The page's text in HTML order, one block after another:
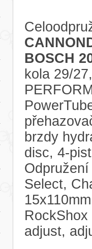
BOSCH
kola 29/
brzdy
disc, 4-
Select,
adjust,